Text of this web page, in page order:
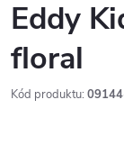
Eddy
floral
Kód produktu: